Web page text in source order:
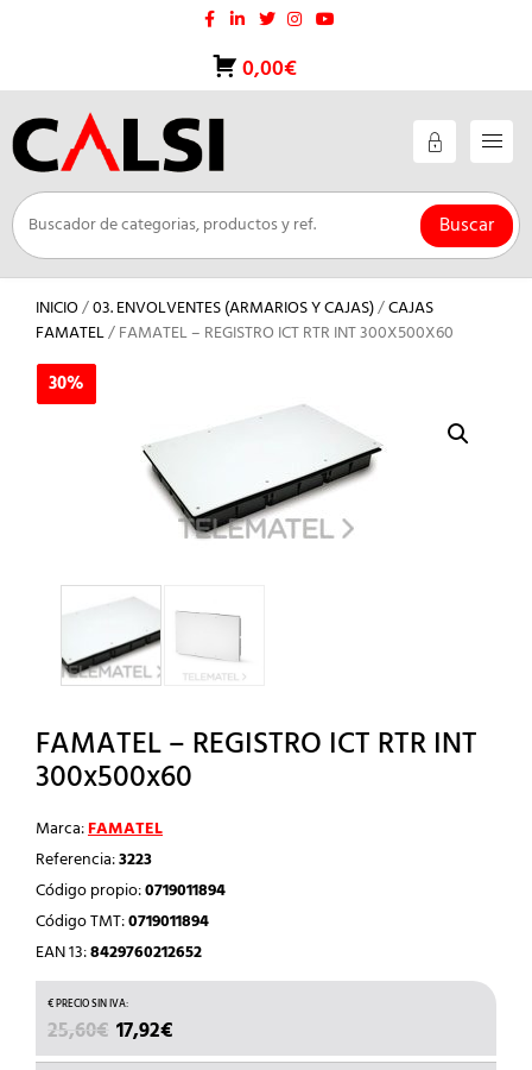
0,00€
Buscar
INICIO/03. ENVOLVENTES (ARMARIOS Y CAJAS)/CAJAS
FAMATEL/ FAMATEL – REGISTRO ICT RTR INT 300X500X60
30%
FAMATEL – REGISTRO ICT RTR INT
300x500x60
Marca:FAMATEL
Referencia:3223
Código propio:0719011894
Código TMT:0719011894
EAN 13:8429760212652
25,60€ EL
PRECIO
17,92€
PRECIO
30%